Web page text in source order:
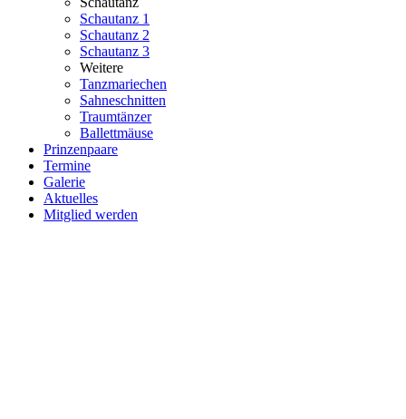
Schautanz 1
Schautanz 2
Schautanz 3
Weitere
Tanzmariechen
Sahneschnitten
Traumtänzer
Ballettmäuse
Prinzenpaare
Termine
Galerie
Aktuelles
Mitglied werden